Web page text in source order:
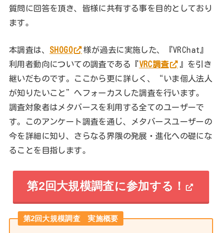
質問に回答を頂き、皆様に共有する事を目的としており
ます。
本調査は、 SHOGO
様が過去に実施した、『VRChat』
利用者動向についての調査である『VRC調査
』を引き
継いだものです。ここから更に詳しく、“いま個人法人
が知りたいこと”へフォーカスした調査を行います。
調査対象者はメタバースを利用する全てのユーザーで
す。このアンケート調査を通じ、メタバースユーザーの
今を詳細に知り、さらなる界隈の発展・進化への礎にな
ることを目指します。
第2回大規模調査に参加する！
第2回大規模調査 実施概要